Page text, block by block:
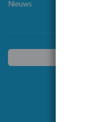
Nieuws